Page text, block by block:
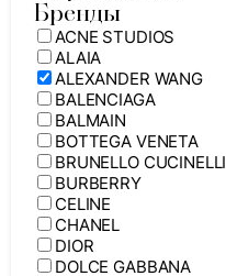
Бренды
ACNE STUDIOS
ALAIA
ALEXANDER WANG
BALENCIAGA
BALMAIN
BOTTEGA VENETA
BRUNELLO CUCINELLI
BURBERRY
CELINE
CHANEL
DIOR
DOLCE GABBANA